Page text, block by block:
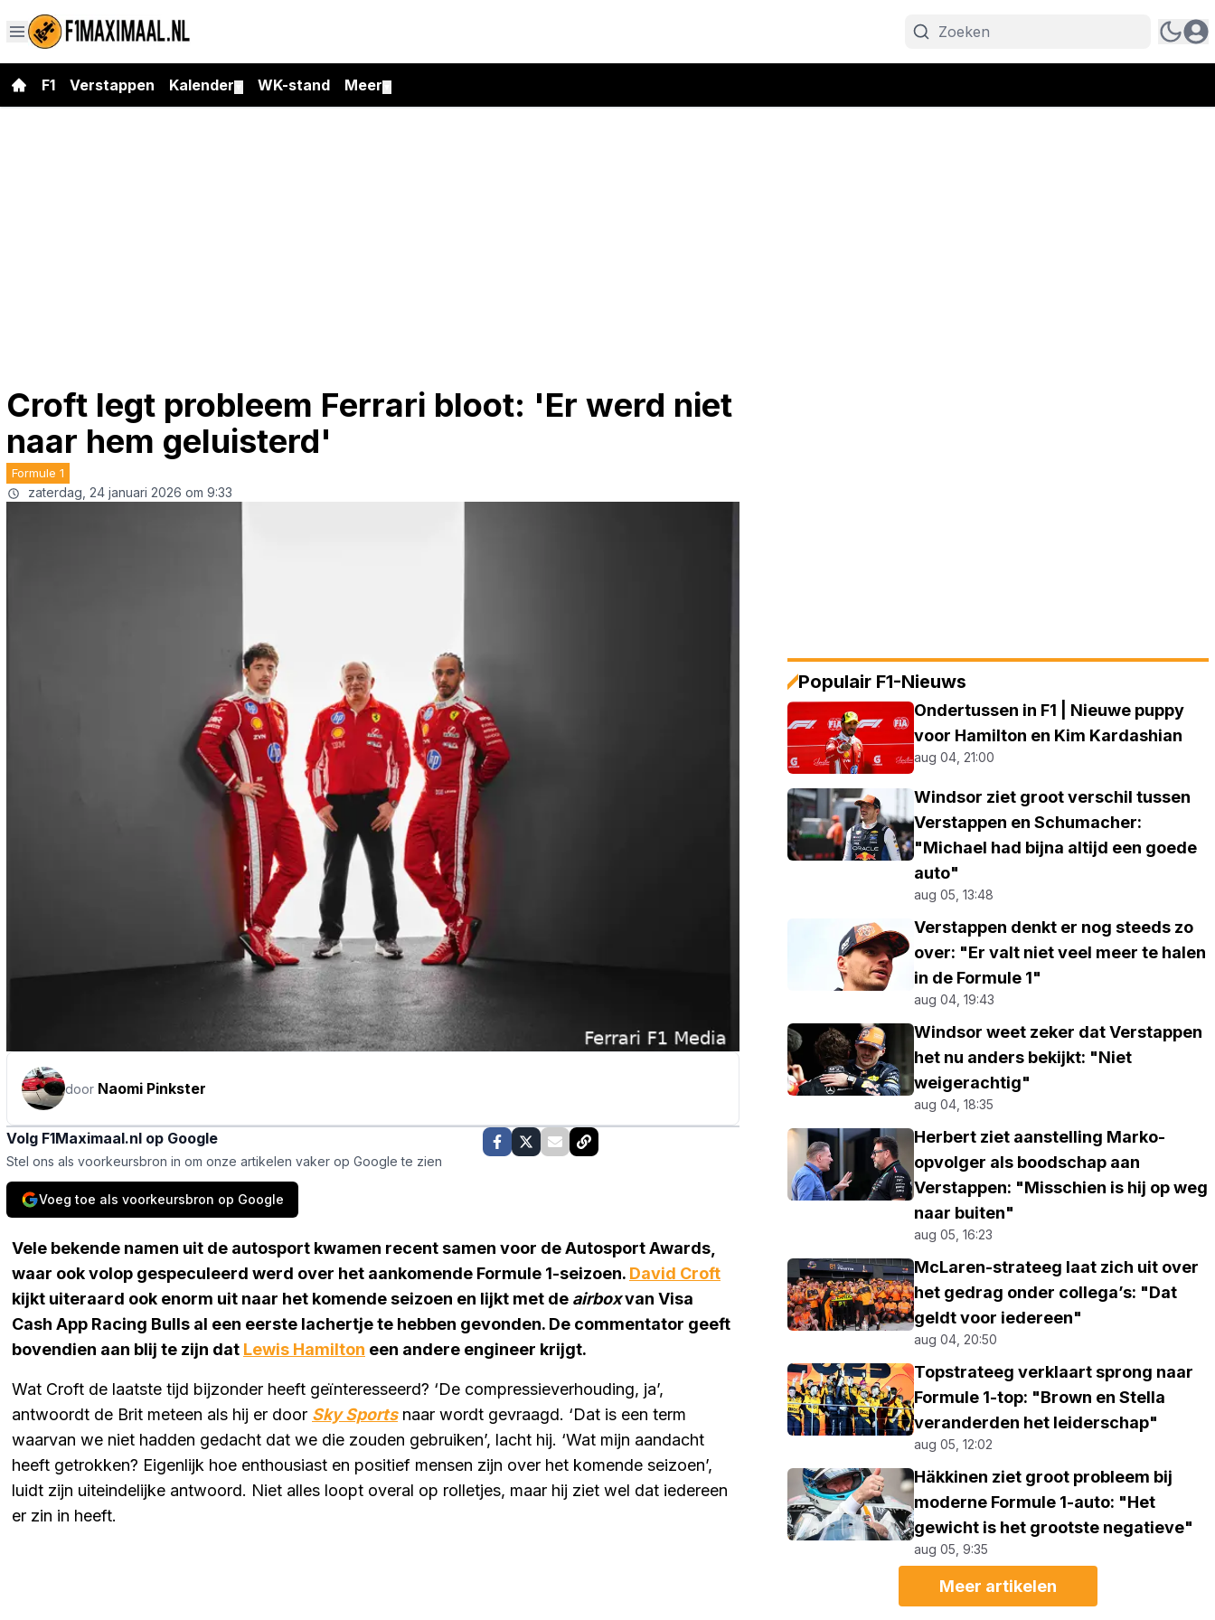
F1 Verstappen Kalender WK-stand Meer
Croft legt probleem Ferrari bloot: 'Er werd niet
naar hem geluisterd'
Formule 1
zaterdag, 24 januari 2026 om 9:33
door Naomi Pinkster
Volg F1Maximaal.nl op Google
Stel ons als voorkeursbron in om onze artikelen vaker op Google te zien
Voeg toe als voorkeursbron op Google
Vele bekende namen uit de autosport kwamen recent samen voor de Autosport Awards,
waar ook volop gespeculeerd werd over het aankomende Formule 1-seizoen. David Croft
kijkt uiteraard ook enorm uit naar het komende seizoen en lijkt met de airboxvan Visa
Cash App Racing Bulls al een eerste lachertje te hebben gevonden. De commentator geeft
bovendien aan blij te zijn dat Lewis Hamilton een andere engineer krijgt.
Wat Croft de laatste tijd bijzonder heeft geïnteresseerd? ‘De compressieverhouding, ja’,
antwoordt de Brit meteen als hij er door Sky Sportsnaar wordt gevraagd. ‘Dat is een term
waarvan we niet hadden gedacht dat we die zouden gebruiken’, lacht hij. ‘Wat mijn aandacht
heeft getrokken? Eigenlijk hoe enthousiast en positief mensen zijn over het komende seizoen’,
luidt zijn uiteindelijke antwoord. Niet alles loopt overal op rolletjes, maar hij ziet wel dat iedereen
er zin in heeft.
Populair F1-Nieuws
Ondertussen in F1 | Nieuwe puppy
voor Hamilton en Kim Kardashian
aug 04, 21:00
Windsor ziet groot verschil tussen
Verstappen en Schumacher:
"Michael had bijna altijd een goede
auto"
aug 05, 13:48
Verstappen denkt er nog steeds zo
over: "Er valt niet veel meer te halen
in de Formule 1"
aug 04, 19:43
Windsor weet zeker dat Verstappen
het nu anders bekijkt: "Niet
weigerachtig"
aug 04, 18:35
Herbert ziet aanstelling Marko-
opvolger als boodschap aan
Verstappen: "Misschien is hij op weg
naar buiten"
aug 05, 16:23
McLaren-strateeg laat zich uit over
het gedrag onder collega’s: "Dat
geldt voor iedereen"
aug 04, 20:50
Topstrateeg verklaart sprong naar
Formule 1-top: "Brown en Stella
veranderden het leiderschap"
aug 05, 12:02
Häkkinen ziet groot probleem bij
moderne Formule 1-auto: "Het
gewicht is het grootste negatieve"
aug 05, 9:35
Meer artikelen